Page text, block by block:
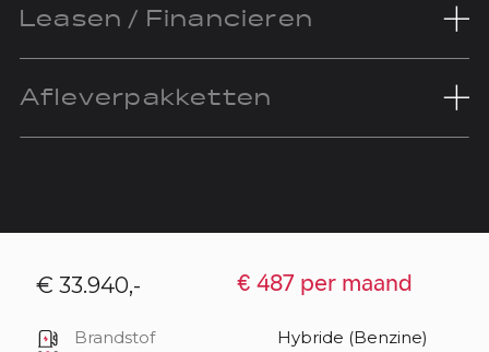
Leasen / Financieren
Afleverpakketten
€ 33.940,- € 487 per maand
Brandstof
Hybride (Benzine)